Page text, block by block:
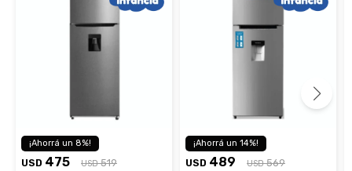
8
USD 475 USD 519
14
USD 489 USD 569